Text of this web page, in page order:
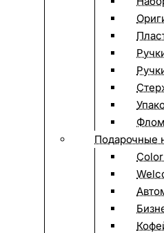
Подарочные